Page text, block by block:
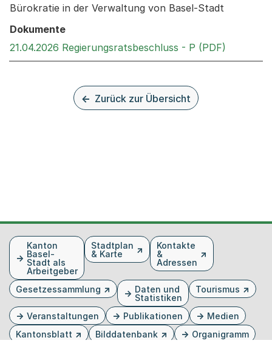
Bürokratie in der Verwaltung von Basel-Stadt
Dokumente
21.04.2026 Regierungsratsbeschluss - P (PDF)
Zurück zur Übersicht
FusszeileKanton
Basel-
Stadt als
Arbeitgeber
Stadtplan
& Karte
Kontakte
&
Adressen
Gesetzessammlung
Daten und
Statistiken
Tourismus
Veranstaltungen Publikationen
Medien
Kantonsblatt
Bilddatenbank Organigramm